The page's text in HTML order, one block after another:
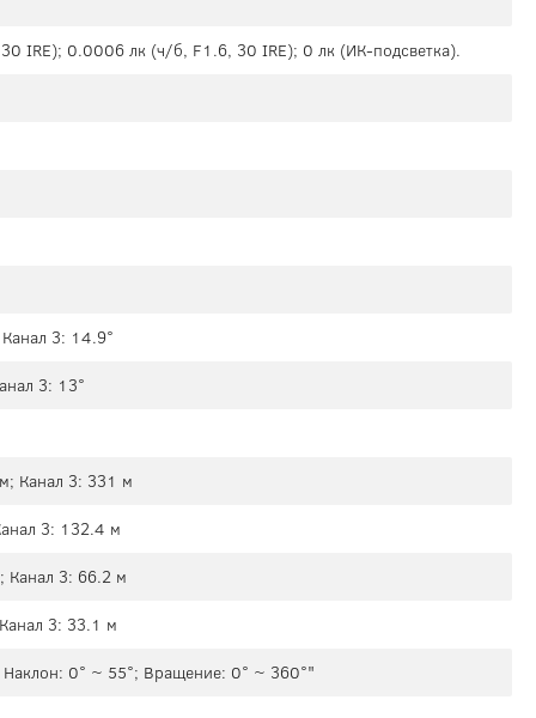
IRE); 0.0006 лк (ч/б, F1.6, 30 IRE); 0 лк (ИК-подсветка).
3: 14.9°
3: 13°
Канал 3: 331 м
3: 132.4 м
Канал 3: 66.2 м
3: 33.1 м
0° ~ 55°; Вращение: 0° ~ 360°"